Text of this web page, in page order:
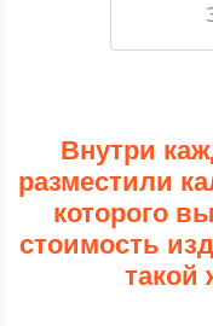
Внутри
разместили
которого
стоимость
такой